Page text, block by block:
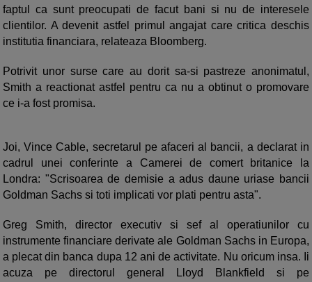
faptul ca sunt preocupati de facut bani si nu de interesele
clientilor. A devenit astfel primul angajat care critica deschis
institutia financiara, relateaza Bloomberg.
Potrivit unor surse care au dorit sa-si pastreze anonimatul,
Smith a reactionat astfel pentru ca nu a obtinut o promovare
ce i-a fost promisa.
Joi, Vince Cable, secretarul pe afaceri al bancii, a declarat in
cadrul unei conferinte a Camerei de comert britanice la
Londra: "Scrisoarea de demisie a adus daune uriase bancii
Goldman Sachs si toti implicati vor plati pentru asta".
Greg Smith, director executiv si sef al operatiunilor cu
instrumente financiare derivate ale Goldman Sachs in Europa,
a plecat din banca dupa 12 ani de activitate. Nu oricum insa. Ii
acuza pe directorul general Lloyd Blankfield si pe